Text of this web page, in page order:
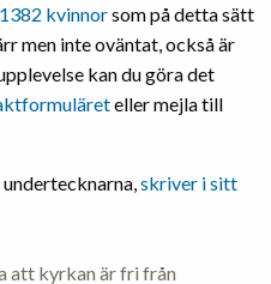
kvinnorsom på detta sätt
men inte oväntat, också är
kan du göra det
eller mejla till
skriver i sitt
att kyrkan är fri från